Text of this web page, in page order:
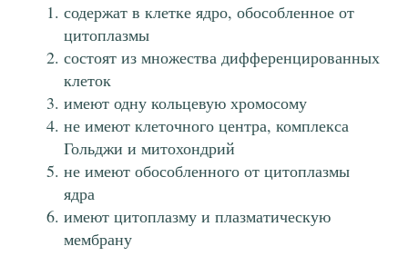
содержат в клетке ядро, обособленное от
цитоплазмы
состоят из множества дифференцированных
клеток
имеют одну кольцевую хромосому
не имеют клеточного центра, комплекса
Гольджи и митохондрий
не имеют обособленного от цитоплазмы
ядра
имеют цитоплазму и плазматическую
мембрану